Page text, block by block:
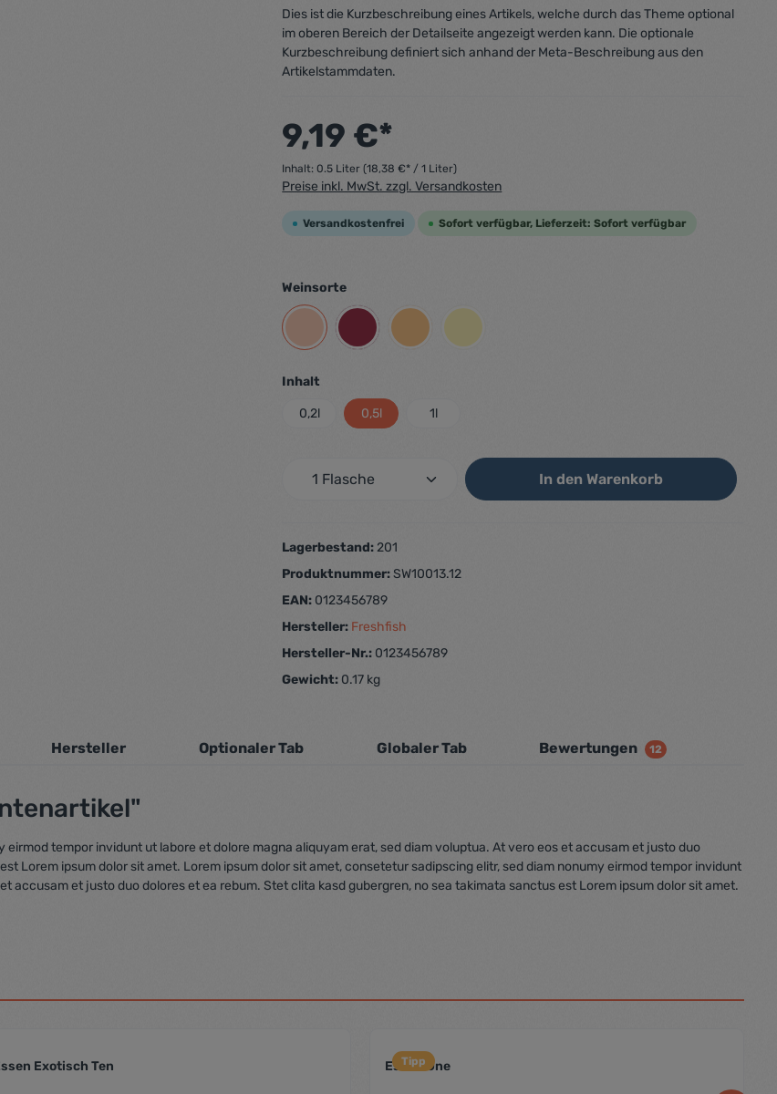
Dies ist die Kurzbeschreibung eines Artikels, welche durch das Theme optional
im oberen Bereich der Detailseite angezeigt werden kann. Die optionale
Kurzbeschreibung definiert sich anhand der Meta-Beschreibung aus den
Artikelstammdaten.
9,19 €*
Inhalt:0.5 Liter(18,38 €* / 1 Liter)
Preise inkl. MwSt. zzgl. Versandkosten
Versandkostenfrei Sofort verfügbar, Lieferzeit: Sofort verfügbar
Weinsorte
Inhalt
0,2l 0,5l 1l
In den Warenkorb
Lagerbestand:201
Produktnummer:SW10013.12
EAN: 0123456789
Hersteller: Freshfish
Hersteller-Nr.: 0123456789
Gewicht: 0.17 kg
Hersteller Optionaler Tab Globaler Tab Bewertungen 12
tempor invidunt ut labore et dolore magna aliquyam erat, sed diam voluptua. At vero eos et accusam et justo duo
Lorem ipsum dolor sit amet. Lorem ipsum dolor sit amet, consetetur sadipscing elitr, sed diam nonumy eirmod tempor invidunt
accusam et justo duo dolores et ea rebum. Stet clita kasd gubergren, no sea takimata sanctus est Lorem ipsum dolor sit amet.
Exotisch Ten Tipp
Essen One